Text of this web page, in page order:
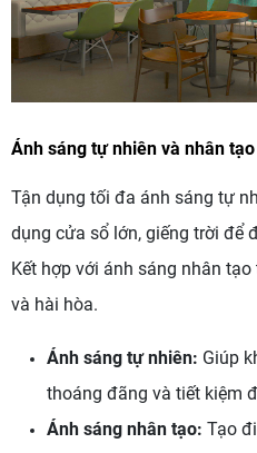
Ánh sáng tự nhiên và nhân
Tận dụng tối đa ánh sáng tự
dụng cửa sổ lớn, giếng trời để
Kết hợp với ánh sáng nhân
và hài hòa.
Ánh sáng tự nhiên: Giúp
thoáng đãng và tiết kiệm
Ánh sáng nhân tạo: Tạo